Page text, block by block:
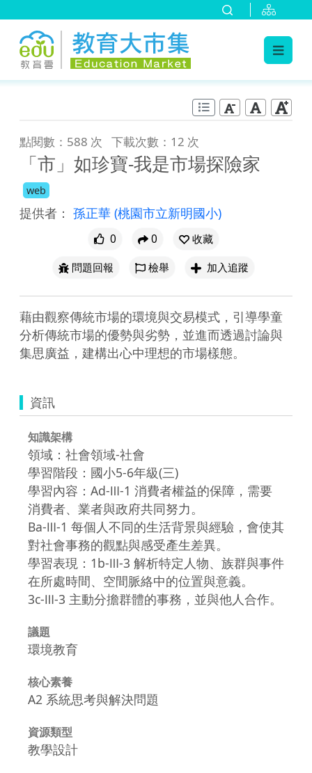
點閱數：588 次 下載次數：12 次
「市」如珍寶-我是市場探險家
web
提供者： 孫正華 (桃園市立新明國小)
0 0
收藏
問題回報
檢舉 加入追蹤
藉由觀察傳統市場的環境與交易模式，引導學童
分析傳統市場的優勢與劣勢，並進而透過討論與
集思廣益，建構出心中理想的市場樣態。
資訊
知識架構
領域：社會領域-社會
學習階段：國小5-6年級(三)
學習內容：Ad-Ⅲ-1 消費者權益的保障，需要
消費者、業者與政府共同努力。
Ba-Ⅲ-1 每個人不同的生活背景與經驗，會使其
對社會事務的觀點與感受產生差異。
學習表現：1b-Ⅲ-3 解析特定人物、族群與事件
在所處時間、空間脈絡中的位置與意義。
3c-Ⅲ-3 主動分擔群體的事務，並與他人合作。
議題
環境教育
核心素養
A2 系統思考與解決問題
資源類型
教學設計